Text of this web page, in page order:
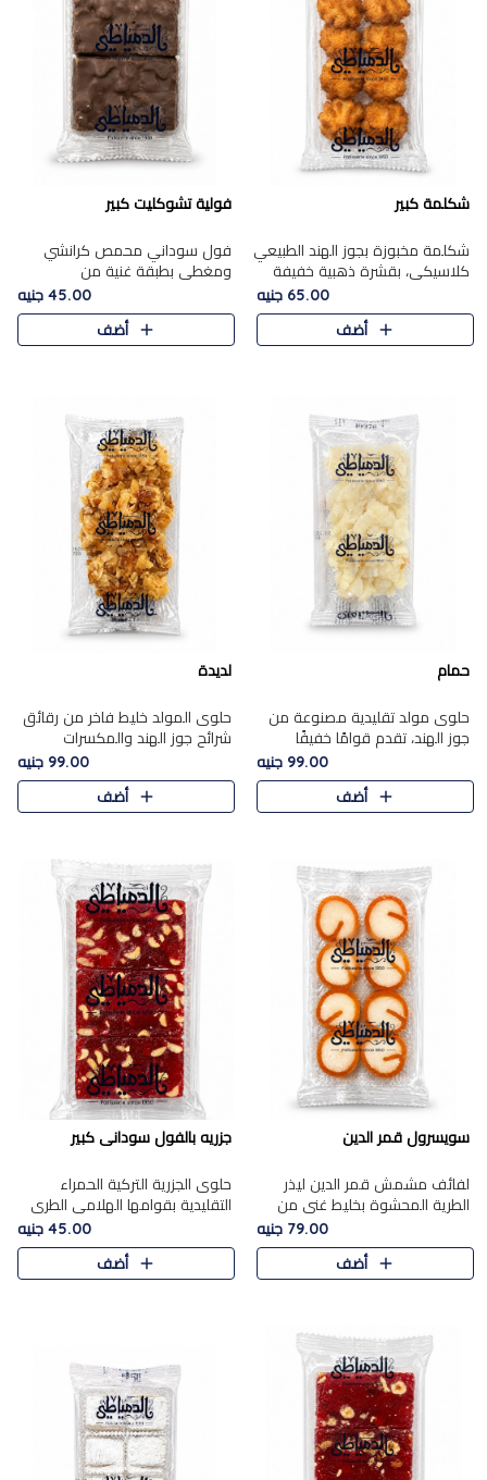
شكلمة كبير
شكلمة مخبوزة بجوز الهند الطبيعي
كلاسيكي، بقشرة ذهبية خفيفة
وقلب طري رطب يذوب في الفم،
تمنحك المذاق الشرقي الحلو الأصيل
التقليدي في كل لقمة.
65.00 جنيه
أضف
فولية تشوكليت كبير
فول سوداني محمص كرانشي
ومغطى بطبقة غنية من
الشوكولاتة، يجمع بين طعم
القرمشة الأصيلة الكلاسكيكية
التقليدية للفول السوداني وحلاوة
45.00 جنيه
أضف
حمام
حلوى مولد تقليدية مصنوعة من
جوز الهند، تقدم قوامًا خفيفًا
ونكهة شرقية أصيلة تجسد روح
الـموسم الأعياد.
99.00 جنيه
أضف
لديدة
حلوى المولد خليط فاخر من رقائق
شرائح جوز الهند والمكسرات
المحمصة، متماسك بشراب حلاوة
الكراميل الخفيفة ليمنحك قرمشة
غنية ومذاقًا شرقيًا أصيلً..
99.00 جنيه
أضف
سويسرول قمر الدين
لفائف مشمش قمر الدين ليذر
الطرية المحشوة بخليط غني من
جوز الهند الأبيض والمكسرات
الفاخرة، يقدم المذاق الحلو
الطبيعي لقمر الدين و تجمع بين
79.00 جنيه
أضف
جزريه بالفول سودانى كبير
حلوى الجزرية التركية الحمراء
التقليدية بقوامها الهلامي الطري
ولونها الأحمر المميز، محشوة
بسخاء بالفول السوداني المحمص
لتمنحك توازنًا رائعًا ..
45.00 جنيه
أضف